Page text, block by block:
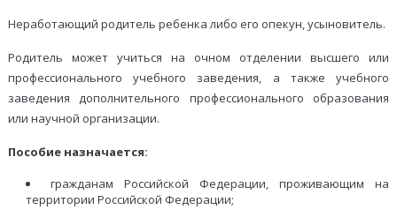
Неработающий родитель ребенка либо его опекун, усыновитель.
Родитель может учиться на очном отделении высшего или
профессионального учебного заведения, а также учебного
заведения дополнительного профессионального образования
или научной организации.
Пособие назначается:
гражданам Российской Федерации, проживающим на
территории Российской Федерации;